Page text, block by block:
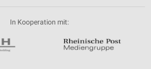
In Kooperation mit: